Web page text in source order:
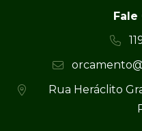
Fale
Rua Heráclito